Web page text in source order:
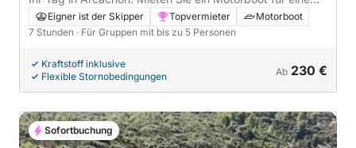
Bootstour, um die Bucht zu entdecken
Eigner ist der Skipper Topvermieter
Motorboot
7 Stunden · Für Gruppen mit bis zu 5 Personen
Kraftstoff inklusive
Flexible Stornobedingungen
Ab 230 €
Sofortbuchung